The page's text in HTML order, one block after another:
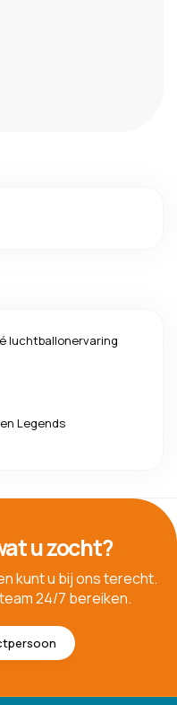
luchtballonervaring
Legends
u zocht?
kunt u bij ons terecht.
24/7 bereiken.